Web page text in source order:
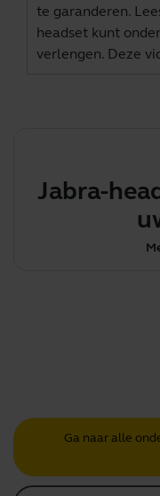
te garanderen.
headset kunt
verlengen. Deze
Jabra-
Ga naar alle